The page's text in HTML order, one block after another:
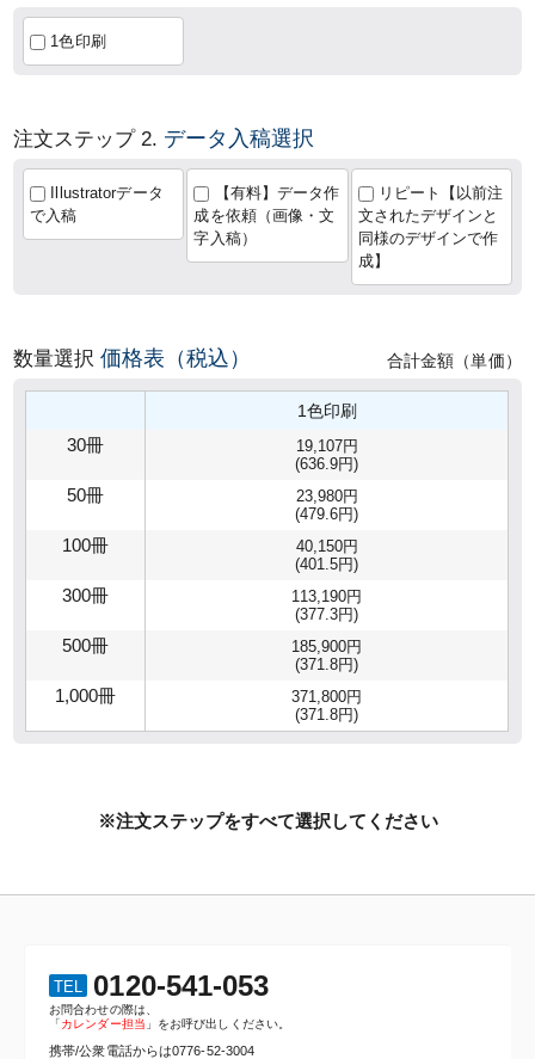
1色印刷
注文ステップ 2. データ入稿選択
Illustratorデータ
で入稿
【有料】データ作
成を依頼（画像・文
字入稿）
リピート【以前注
文されたデザインと
同様のデザインで作
成】
数量選択価格表（税込） 合計金額（単価）
1色印刷
30冊
19,107円
(636.9円)
50冊
23,980円
(479.6円)
100冊
40,150円
(401.5円)
300冊
113,190円
(377.3円)
500冊
185,900円
(371.8円)
1,000冊
371,800円
(371.8円)
※注文ステップをすべて選択してください
TEL 0120-541-053
お問合わせの際は、
「カレンダー担当 」をお呼び出しください。
携帯/公衆電話からは0776-52-3004